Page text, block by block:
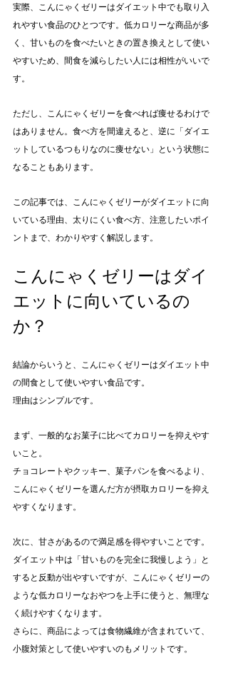
実際、こんにゃくゼリーはダイエット中でも取り入
れやすい食品のひとつです。低カロリーな商品が多
く、甘いものを食べたいときの置き換えとして使い
やすいため、間食を減らしたい人には相性がいいで
す。
ただし、こんにゃくゼリーを食べれば痩せるわけで
はありません。食べ方を間違えると、逆に「ダイエ
ットしているつもりなのに痩せない」という状態に
なることもあります。
この記事では、こんにゃくゼリーがダイエットに向
いている理由、太りにくい食べ方、注意したいポイ
ントまで、わかりやすく解説します。
こんにゃくゼリーはダイ
エットに向いているの
か？
結論からいうと、こんにゃくゼリーはダイエット中
の間食として使いやすい食品です。
理由はシンプルです。
まず、一般的なお菓子に比べてカロリーを抑えやす
いこと。
チョコレートやクッキー、菓子パンを食べるより、
こんにゃくゼリーを選んだ方が摂取カロリーを抑え
やすくなります。
次に、甘さがあるので満足感を得やすいことです。
ダイエット中は「甘いものを完全に我慢しよう」と
すると反動が出やすいですが、こんにゃくゼリーの
ような低カロリーなおやつを上手に使うと、無理な
く続けやすくなります。
さらに、商品によっては食物繊維が含まれていて、
小腹対策として使いやすいのもメリットです。